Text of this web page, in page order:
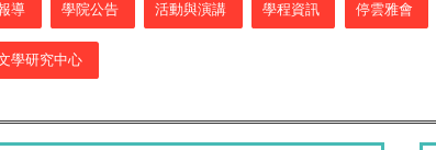
導 學院公告 活動與演講 學程資訊 停雲雅會
學研究中心